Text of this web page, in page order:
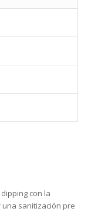
con la
sanitización pre